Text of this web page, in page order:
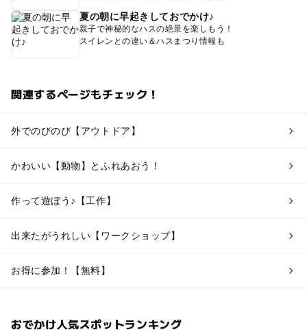
夏の朝に早起きしておでかけ♪
親子で神秘的なハスの絶景を楽しもう！
スイレンとの違い＆ハスまつり情報も
関連するページもチェック！
外でのびのび【アウトドア】
かわいい【動物】とふれあおう！
作って遊ぼう♪【工作】
出来たがうれしい【ワークショップ】
お得に参加！【無料】
おでかけ人気スポットランキング